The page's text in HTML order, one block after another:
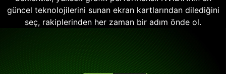
güncel teknolojilerini sunan ekran kartlarından dilediğini
seç, rakiplerinden her zaman bir adım önde ol.